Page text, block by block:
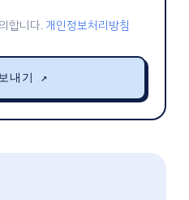
합니다. 개인정보처리방침
내기 ↗